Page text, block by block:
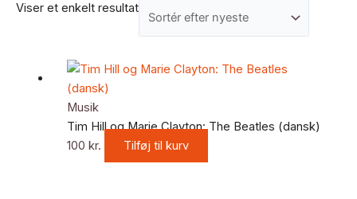
Viser et enkelt resultat
Musik
Tim Hill og Marie Clayton: The Beatles (dansk)
100 kr. Tilføj til kurv